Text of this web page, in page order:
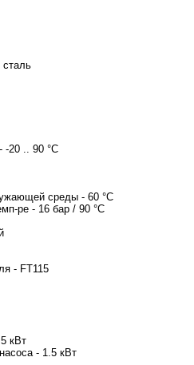
-20 .. 90 °C
среды - 60 °C
ре - 16 бар / 90 °C
- FT115
- 90SB
кВт
- 1.5 кВт